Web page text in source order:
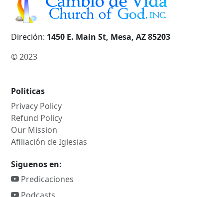
Direción: 1450 E. Main St, Mesa, AZ 85203
© 2023
Politicas
Privacy Policy
Refund Policy
Our Mission
Afiliación de Iglesias
Siguenos en:
Predicaciones
Podcasts